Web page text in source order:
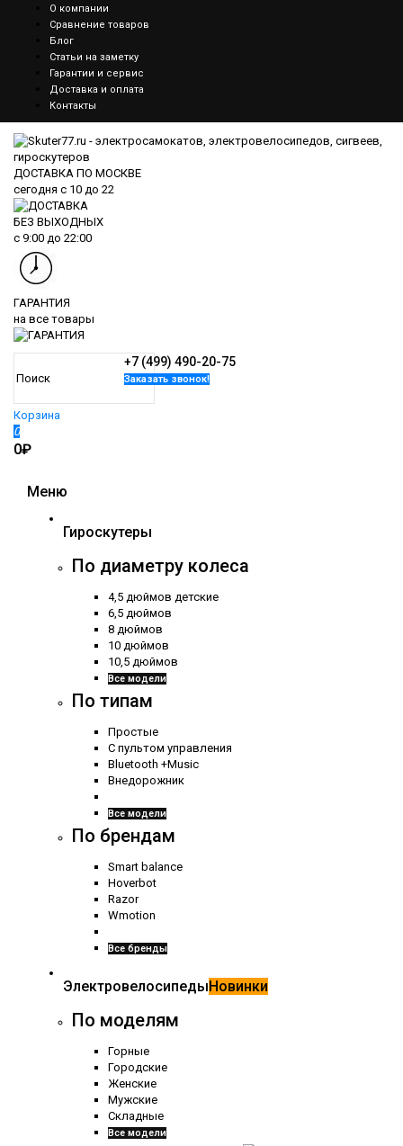
О компании
Сравнение товаров
Блог
Статьи на заметку
Гарантии и сервис
Доставка и оплата
Контакты
ДОСТАВКА ПО МОСКВЕ
сегодня с 10 до 22
БЕЗ ВЫХОДНЫХ
с 9:00 до 22:00
ГАРАНТИЯ
на все товары
+7 (499) 490-20-75
Заказать звонок!
Корзина
0
0₽
Меню
Гироскутеры
По диаметру колеса
4,5 дюймов детские
6,5 дюймов
8 дюймов
10 дюймов
10,5 дюймов
Все модели
По типам
Простые
С пультом управления
Bluetooth +Music
Внедорожник
Все модели
По брендам
Smart balance
Hoverbot
Razor
Wmotion
Все бренды
ЭлектровелосипедыНовинки
По моделям
Горные
Городские
Женские
Мужские
Складные
Все модели